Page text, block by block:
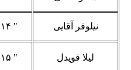
نیلوفر آقایی " ۱۴
لیلا قویدل " ۱۵